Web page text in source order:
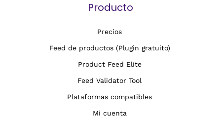
Producto
Precios
Feed de productos (Plugin gratuito)
Product Feed Elite
Feed Validator Tool
Plataformas compatibles
Mi cuenta